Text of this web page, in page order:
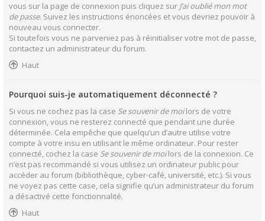
vous sur la page de connexion puis cliquez sur J’ai oublié mon mot
de passe. Suivez les instructions énoncées et vous devriez pouvoir à
nouveau vous connecter.
Si toutefois vous ne parveniez pas à réinitialiser votre mot de passe,
contactez un administrateur du forum.
Haut
Pourquoi suis-je automatiquement déconnecté ?
Si vous ne cochez pas la case Se souvenir de moilors de votre
connexion, vous ne resterez connecté que pendant une durée
déterminée. Cela empêche que quelqu’un d’autre utilise votre
compte à votre insu en utilisant le même ordinateur. Pour rester
connecté, cochez la case Se souvenir de moilors de la connexion. Ce
n’est pas recommandé si vous utilisez un ordinateur public pour
accéder au forum (bibliothèque, cyber-café, université, etc.). Si vous
ne voyez pas cette case, cela signifie qu’un administrateur du forum
a désactivé cette fonctionnalité.
Haut